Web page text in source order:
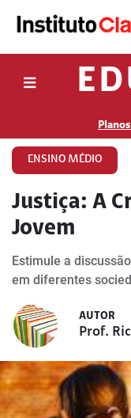
ENSINO MÉDIO
Justiça: A
Jovem
Estimule a
em diferentes
AUTOR
Prof.